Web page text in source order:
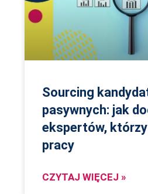
Sourcing
pasywnych: jak
ekspertów,
pracy
CZYTAJ WIĘCEJ »